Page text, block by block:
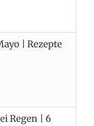
| Rezepte
Regen | 6